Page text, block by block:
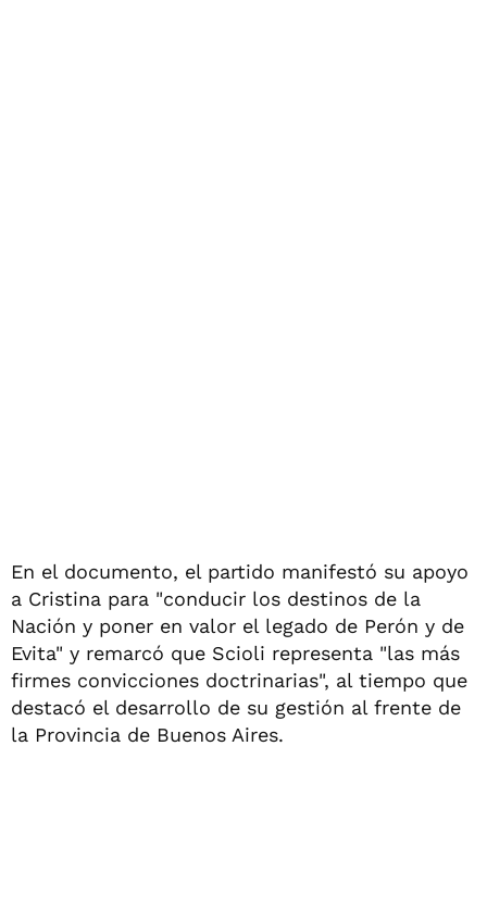
En el documento, el partido manifestó su apoyo
a Cristina para "conducir los destinos de la
Nación y poner en valor el legado de Perón y de
Evita" y remarcó que Scioli representa "las más
firmes convicciones doctrinarias", al tiempo que
destacó el desarrollo de su gestión al frente de
la Provincia de Buenos Aires.